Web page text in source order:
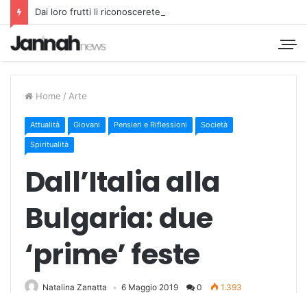
Dai loro frutti li riconoscerete
Home / Arte
Attualità Giovani Pensieri e Riflessioni Società
Spiritualità
Dall’Italia alla
Bulgaria: due
‘prime’ feste
Natalina Zanatta 6 Maggio 2019 0
1.393